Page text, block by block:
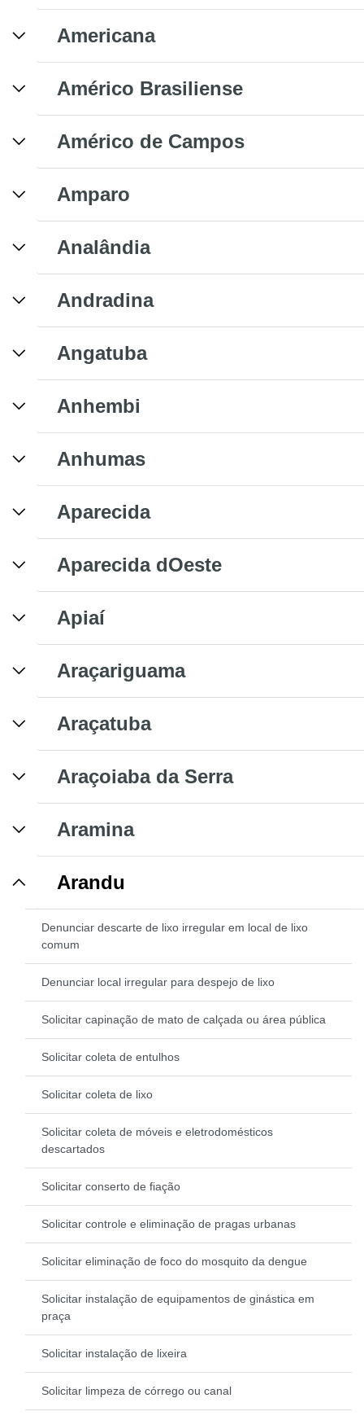
Americana
Américo Brasiliense
Américo de Campos
Amparo
Analândia
Andradina
Angatuba
Anhembi
Anhumas
Aparecida
Aparecida dOeste
Apiaí
Araçariguama
Araçatuba
Araçoiaba da Serra
Aramina
Arandu
Denunciar descarte de lixo irregular em local de lixo
comum
Denunciar local irregular para despejo de lixo
Solicitar capinação de mato de calçada ou área pública
Solicitar coleta de entulhos
Solicitar coleta de lixo
Solicitar coleta de móveis e eletrodomésticos
descartados
Solicitar conserto de fiação
Solicitar controle e eliminação de pragas urbanas
Solicitar eliminação de foco do mosquito da dengue
Solicitar instalação de equipamentos de ginástica em
praça
Solicitar instalação de lixeira
Solicitar limpeza de córrego ou canal